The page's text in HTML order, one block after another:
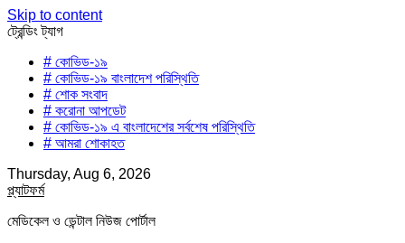
Skip to content
ট্রেন্ডিং ট্যাগ
# কোভিড-১৯
# কোভিড-১৯ বাংলাদেশ পরিস্থিতি
# শোক সংবাদ
# করোনা আপডেট
# কোভিড-১৯ এ বাংলাদেশের সর্বশেষ পরিস্থিতি
# আমরা শোকাহত
Thursday, Aug 6, 2026
প্ল্যাটফর্ম
মেডিকেল ও ডেন্টাল নিউজ পোর্টাল